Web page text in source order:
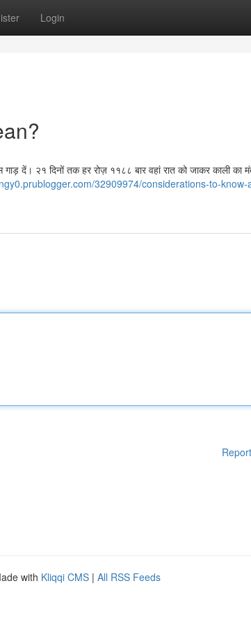
Login
दें। २१ दिनों तक हर रोज़ ११८८ बार वहां रात को जाकर काली का
32909974/considerations-to-know-
with Kliqqi CMS | All RSS Feeds